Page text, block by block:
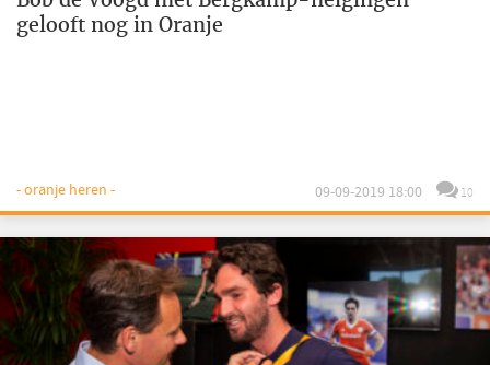
gelooft nog in Oranje
- oranje heren - 09-09-2019 18:00 10